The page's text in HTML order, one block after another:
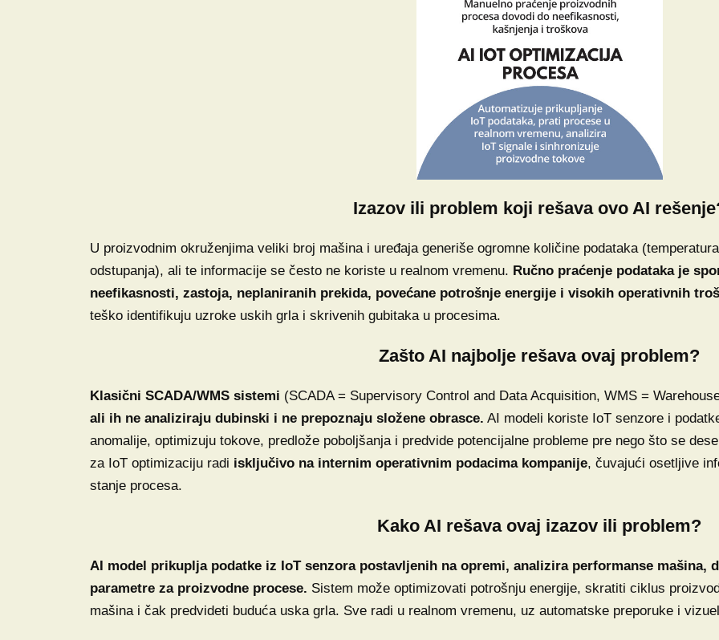
Izazov ili problem koji rešava ovo AI
U proizvodnim okruženjima veliki broj mašina i uređaja generiše ogromne količine podataka
odstupanja), ali te informacije se često ne koriste u realnom vremenu. Ručno praćenje podataka je
neefikasnosti, zastoja, neplaniranih prekida, povećane potrošnje energije i visokih operativnih
teško identifikuju uzroke uskih grla i skrivenih gubitaka u procesima.
Zašto AI najbolje rešava ovaj problem?
Klasični SCADA/WMS sistemi (SCADA = Supervisory Control and Data Acquisition, WMS =
ali ih ne analiziraju dubinski i ne prepoznaju složene obrasce. AI modeli koriste IoT senzore i
anomalije, optimizuju tokove, predlože poboljšanja i predvide potencijalne probleme pre nego što se
za IoT optimizaciju radi isključivo na internim operativnim podacima kompanije, čuvajući osetljive
stanje procesa.
Kako AI rešava ovaj izazov ili problem?
AI model prikuplja podatke iz IoT senzora postavljenih na opremi, analizira performanse mašina,
parametre za proizvodne procese. Sistem može optimizovati potrošnju energije, skratiti ciklus
mašina i čak predvideti buduća uska grla. Sve radi u realnom vremenu, uz automatske preporuke i